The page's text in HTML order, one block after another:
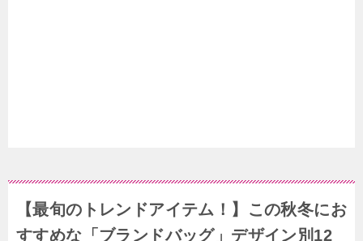
【最旬のトレンドアイテム！】この秋冬にお
すすめな「ブランドバッグ」デザイン別12